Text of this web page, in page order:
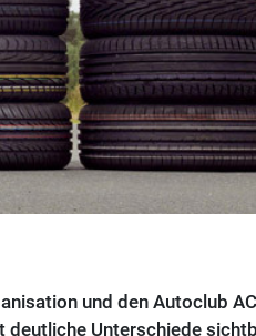
und den Autoclub
Unterschiede